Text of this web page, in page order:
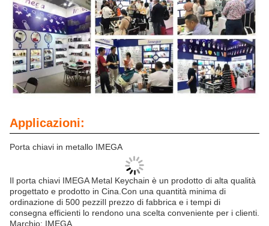
Applicazioni:
Porta chiavi in metallo IMEGA
Il porta chiavi IMEGA Metal Keychain è un prodotto di alta qualità
progettato e prodotto in Cina.Con una quantità minima di
ordinazione di 500 pezziIl prezzo di fabbrica e i tempi di
consegna efficienti lo rendono una scelta conveniente per i clienti.
Marchio: IMEGA